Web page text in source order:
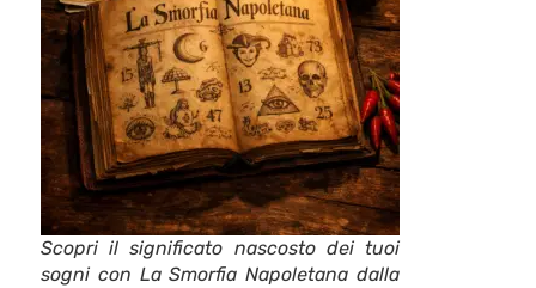
Scopri il significato nascosto dei tuoi
sogni con La Smorfia Napoletana dalla